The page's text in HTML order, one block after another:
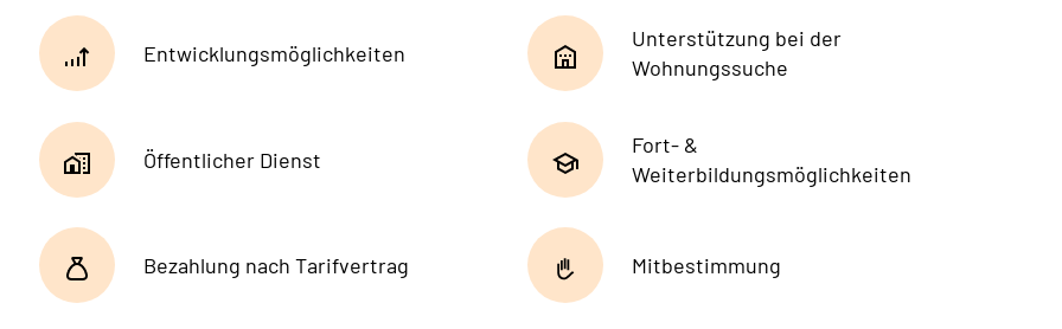
Entwicklungsmöglichkeiten
Unterstützung bei der
Wohnungssuche
Öffentlicher Dienst
Fort- &
Weiterbildungsmöglichkeiten
Bezahlung nach Tarifvertrag Mitbestimmung